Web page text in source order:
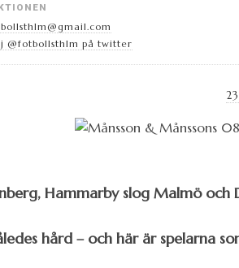
@fotbollsthlm på twitter
Hammarby slog Malmö
hård – och här är spelarna